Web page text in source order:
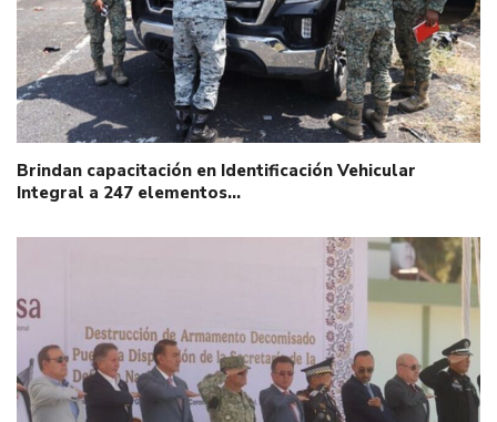
Brindan capacitación en Identificación Vehicular
Integral a 247 elementos…